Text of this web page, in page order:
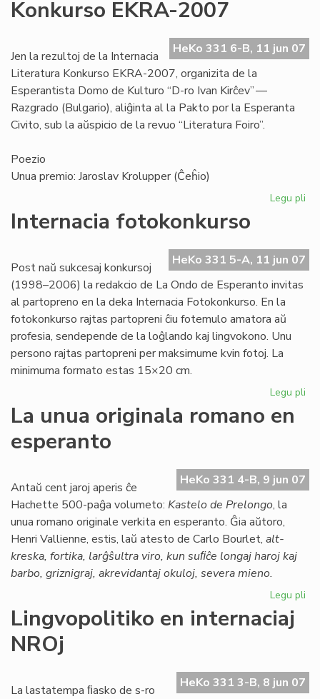
Konkurso EKRA-2007
HeKo 331 6-B, 11 jun 07
Jen la rezultoj de la Internacia
Literatura Konkurso EKRA-2007, organizita de la
Esperantista Domo de Kulturo “D-ro Ivan Kirĉev” —
Razgrado (Bulgario), aliĝinta al la Pakto por la Esperanta
Civito, sub la aŭspicio de la revuo “Literatura Foiro”.
Poezio
Unua premio: Jaroslav Krolupper (Ĉeĥio)
Legu pli
Internacia fotokonkurso
HeKo 331 5-A, 11 jun 07
Post naŭ sukcesaj konkursoj
(1998–2006) la redakcio de La Ondo de Esperanto invitas
al partopreno en la deka Internacia Fotokonkurso. En la
fotokonkurso rajtas partopreni ĉiu fotemulo amatora aŭ
profesia, sendepende de la loĝlando kaj lingvokono. Unu
persono rajtas partopreni per maksimume kvin fotoj. La
minimuma formato estas 15×20 cm.
Legu pli
La unua originala romano en
esperanto
HeKo 331 4-B, 9 jun 07
Antaŭ cent jaroj aperis ĉe
Hachette 500-paĝa volumeto: Kastelo de Prelongo, la
unua romano originale verkita en esperanto. Ĝia aŭtoro,
Henri Vallienne, estis, laŭ atesto de Carlo Bourlet, alt-
kreska, fortika, larĝŝultra viro, kun suﬁĉe longaj haroj kaj
barbo, griznigraj, akrevidantaj okuloj, severa mieno.
Legu pli
en
Lingvopolitiko en internaciaj
NROj
HeKo 331 3-B, 8 jun 07
La lastatempa ﬁasko de s-ro